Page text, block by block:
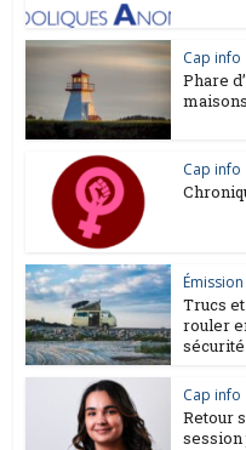
Cap info
Phare
Cap info
Trucs
rouler
sécurité
Cap info
Retour
session